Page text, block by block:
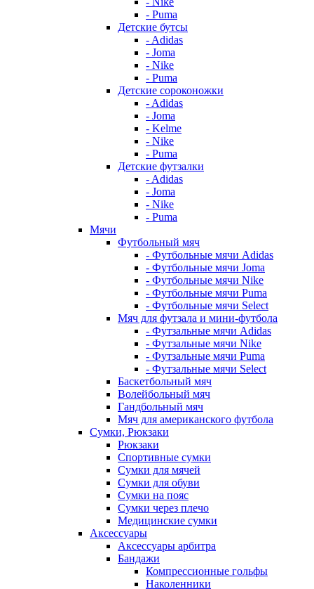
- Puma
Детские бутсы
- Adidas
- Joma
- Nike
- Puma
Детские сороконожки
- Adidas
- Joma
- Kelme
- Nike
- Puma
Детские футзалки
- Adidas
- Joma
- Nike
- Puma
Мячи
Футбольный мяч
- Футбольные мячи Adidas
- Футбольные мячи Joma
- Футбольные мячи Nike
- Футбольные мячи Puma
- Футбольные мячи Select
Мяч для футзала и мини-футбола
- Футзальные мячи Adidas
- Футзальные мячи Nike
- Футзальные мячи Puma
- Футзальные мячи Select
Баскетбольный мяч
Волейбольный мяч
Гандбольный мяч
Мяч для американского футбола
Сумки, Рюкзаки
Рюкзаки
Спортивные сумки
Сумки для мячей
Сумки для обуви
Сумки на пояс
Сумки через плечо
Медицинские сумки
Аксессуары
Аксессуары арбитра
Бандажи
Компрессионные гольфы
Наколенники